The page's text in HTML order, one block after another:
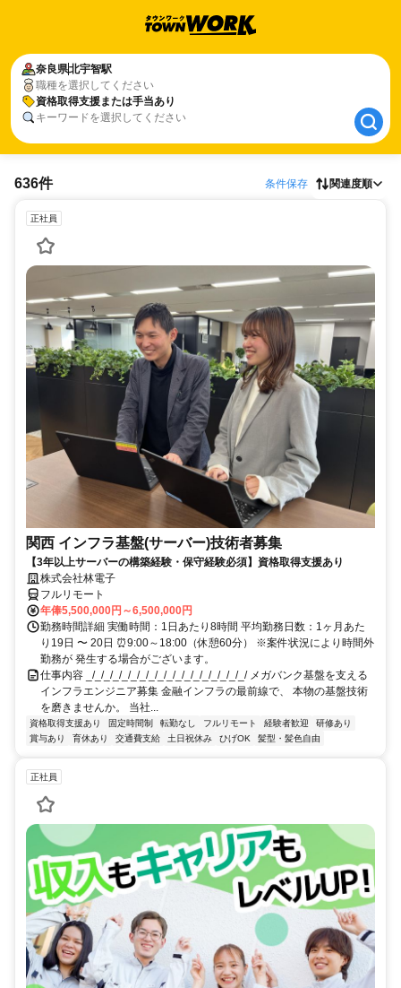
奈良県北宇智駅
職種を選択してください
資格取得支援または手当あり
キーワードを選択してください
奈良県北宇智駅
資格取得支援または手当あり
636件 条件保存 関連度順
正社員
関西 インフラ基盤(サーバー)技術者募集
【3年以上サーバーの構築経験・保守経験必須】資格取得支援あり
株式会社林電子
フルリモート
年俸5,500,000円～6,500,000円
勤務時間詳細 実働時間：1日あたり8時間 平均勤務日数：1ヶ月あた
り19日 〜 20日 ⏰9:00～18:00（休憩60分） ※案件状況により時間外
勤務が 発生する場合がございます。
仕事内容 _/_/_/_/_/_/_/_/_/_/_/_/_/_/_/_/_/_/ メガバンク基盤を支える
インフラエンジニア募集 金融インフラの最前線で、 本物の基盤技術
を磨きませんか。 当社...
資格取得支援あり 固定時間制 転勤なし フルリモート 経験者歓迎
研修あり
賞与あり
育休あり 交通費支給 土日祝休み ひげOK 髪型・髪色自由
正社員